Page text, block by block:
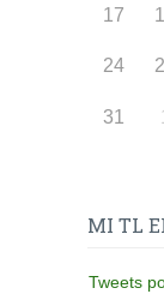
17
24
31 1
MI TL
Tweets